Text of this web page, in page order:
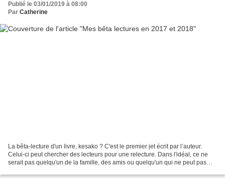
Publié le 03/01/2019 à 08:00
Par Catherine
La bêta-lecture d'un livre, kesako ? C'est le premier jet écrit par l’auteur.
Celui-ci peut chercher des lecteurs pour une relecture. Dans l'idéal, ce ne
serait pas quelqu'un de la famille, des amis ou quelqu'un qui ne peut pas